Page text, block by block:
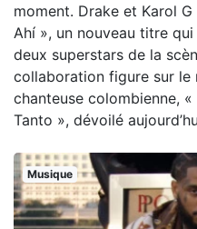
moment. Drake et Karol
Ahí », un nouveau titre
deux superstars de la
collaboration figure sur le
chanteuse colombienne,
Tanto », dévoilé
Musique